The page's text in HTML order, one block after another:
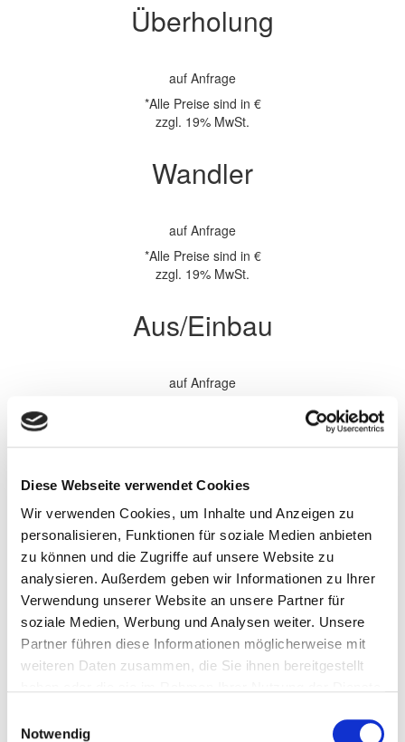
Diese Webseite verwendet Cookies
Wir verwenden Cookies, um Inhalte und Anzeigen zu
personalisieren, Funktionen für soziale Medien anbieten
zu können und die Zugriffe auf unsere Website zu
analysieren. Außerdem geben wir Informationen zu Ihrer
Verwendung unserer Website an unsere Partner für
soziale Medien, Werbung und Analysen weiter. Unsere
Partner führen diese Informationen möglicherweise mit
weiteren Daten zusammen, die Sie ihnen bereitgestellt
Notwendig
Überholung
auf Anfrage
*Alle Preise sind in €
zzgl. 19% MwSt.
Wandler
auf Anfrage
*Alle Preise sind in €
zzgl. 19% MwSt.
Aus/Einbau
auf Anfrage
Komplette Überholung aller Softparts (Verschleißteile) im
Getriebe. Elektronische Komponenten, sowie Antriebsteile werden
bei Bedarf gewechselt und nach Absprache separat berechnet.
Wandler werden nach Bedarf zu den aufgeführten Preisen
überholt.
Persönliche Informationen
Vorname
Name
Firma/Unternehmen